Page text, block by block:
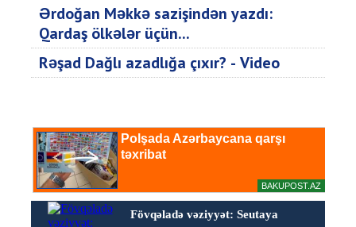
Ərdoğan Məkkə sazişindən yazdı:
Qardaş ölkələr üçün...
Rəşad Dağlı azadlığa çıxır? - Video